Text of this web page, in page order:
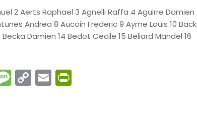
2 Aerts Raphael 3 Agnelli Raffa 4 Aguirre Damien
Andrea 8 Aucoin Frederic 9 Ayme Louis 10 Back
Becka Damien 14 Bedot Cecile 15 Beliard Mandel 16
Message
Copy
Link
Email